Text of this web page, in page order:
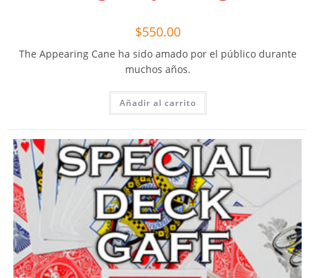
$550.00
The Appearing Cane ha sido amado por el público durante
muchos años.
Añadir al carrito